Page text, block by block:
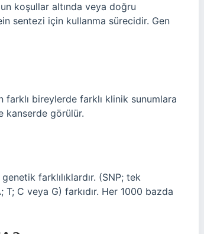
koşullar altında veya doğru
sentezi için kullanma sürecidir. Gen
bireylerde farklı klinik sunumlara
kanserde görülür.
farklılıklardır. (SNP; tek
C veya G) farkıdır. Her 1000 bazda